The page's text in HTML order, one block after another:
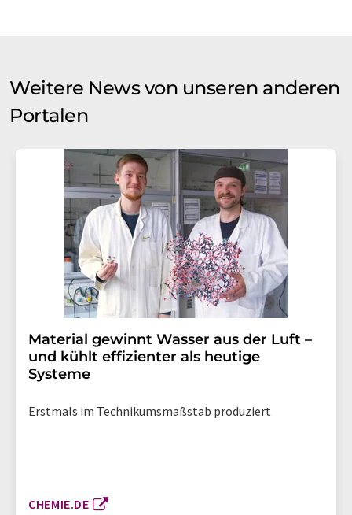
Weitere News von unseren anderen
Portalen
Material gewinnt Wasser aus der Luft –
und kühlt effizienter als heutige
Systeme
Erstmals im Technikumsmaßstab produziert
CHEMIE.DE